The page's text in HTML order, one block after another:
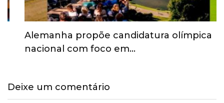
Alemanha propõe candidatura olímpica
nacional com foco em…
Deixe um comentário